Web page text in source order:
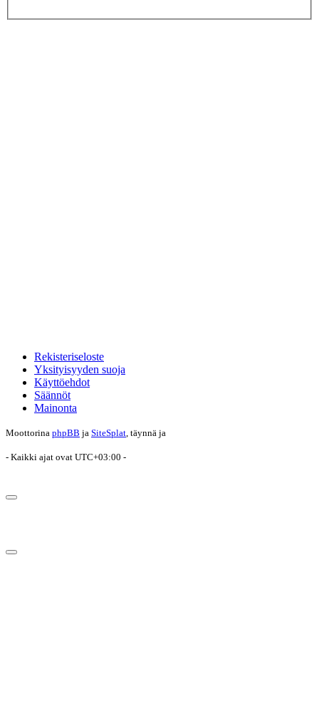
Rekisteriseloste
Yksityisyyden suoja
Käyttöehdot
Säännöt
Mainonta
Moottorina phpBB ja SiteSplat , täynnä ja
- Kaikki ajat ovat UTC+03:00 -